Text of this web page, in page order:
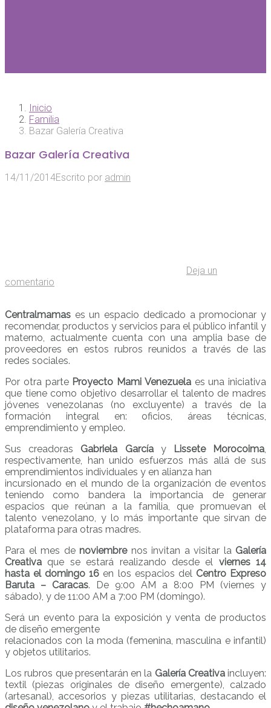
Inicio
Familia
Bazar Galería Creativa
Bazar Galería Creativa
14/11/2014Escrito por admin
Deja un
comentario
Centralmamas es un espacio dedicado a promocionar y
recomendar, productos y servicios para el público infantil y
materno, actualmente cuenta con una amplia base de
proveedores en estos rubros reunidos a través de las
redes sociales.
Por otra parte Proyecto Mami Venezuelaes una iniciativa
que tiene como objetivo desarrollar el talento de madres
jóvenes venezolanas (no excluyente) a través de la
formación integral en: oficios, áreas técnicas,
emprendimiento y empleo.
Sus creadoras Gabriela Garcíay Lissete Morocoima,
respectivamente, han unido esfuerzos más allá de sus
emprendimientos individuales y en alianza han
incursionado en el mundo de la organización de eventos
teniendo como bandera la importancia de generar
espacios que reúnan a la familia, que promuevan el
talento venezolano, y lo más importante que sirvan de
plataforma para otras madres.
Para el mes de noviembrenos invitan a visitar laGalería
Creativa que se estará realizando desde el viernes 14
hasta el domingo 16 en los espacios del Centro Expreso
Baruta – Caracas. De 9:00 AM a 8:00 PM (viernes y
sábado), y de 11:00 AM a 7:00 PM (domingo).
Será un evento para la exposición y venta de productos
de diseño emergente
relacionados con la moda (femenina, masculina e infantil)
y objetos utilitarios.
Los rubros que presentarán en la Galería Creativaincluyen:
textil (piezas originales de diseño emergente), calzado
(artesanal), accesorios y piezas utilitarias, destacando el